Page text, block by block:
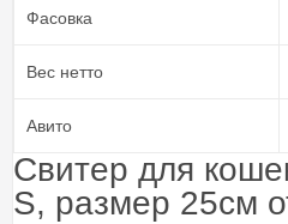
Фасовка
Вес нетто
Авито
Свитер для
S, размер 25см